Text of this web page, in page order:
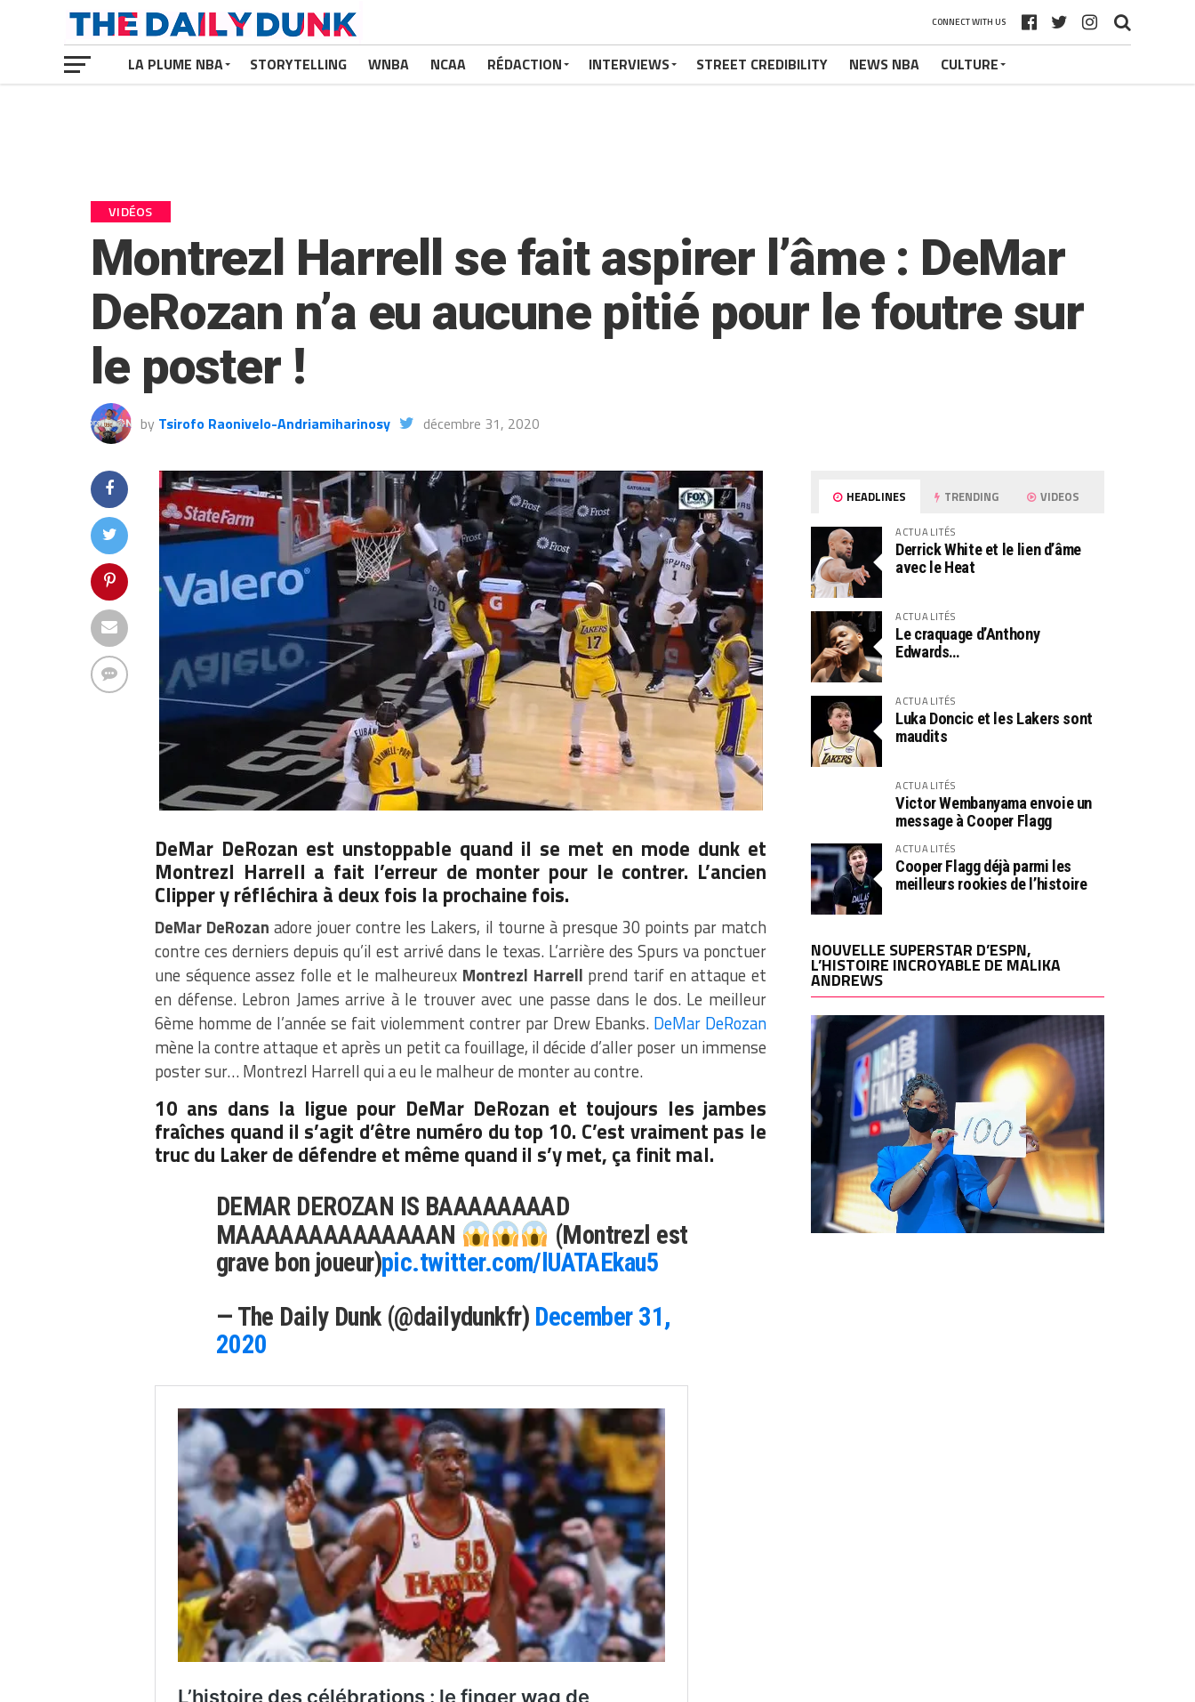
CONNECT WITH US
LA PLUME NBA STORYTELLING WNBA NCAA RÉDACTION INTERVIEWS STREET CREDIBILITY NEWS NBA CULTURE
VIDÉOS
Montrezl Harrell se fait aspirer l’âme : DeMar
DeRozan n’a eu aucune pitié pour le foutre sur
le poster !
by Tsirofo Raonivelo-Andriamiharinosy décembre 31, 2020
DeMar DeRozan est unstoppable quand il se met en mode dunk et
Montrezl Harrell a fait l’erreur de monter pour le contrer. L’ancien
Clipper y réfléchira à deux fois la prochaine fois.
DeMar DeRozan adore jouer contre les Lakers, il tourne à presque 30 points par match
contre ces derniers depuis qu’il est arrivé dans le texas. L’arrière des Spurs va ponctuer
une séquence assez folle et le malheureux Montrezl Harrell prend tarif en attaque et
en défense. Lebron James arrive à le trouver avec une passe dans le dos. Le meilleur
6ème homme de l’année se fait violemment contrer par Drew Ebanks. DeMar DeRozan
mène la contre attaque et après un petit ca fouillage, il décide d’aller poser un immense
poster sur… Montrezl Harrell qui a eu le malheur de monter au contre.
10 ans dans la ligue pour DeMar DeRozan et toujours les jambes
fraîches quand il s’agit d’être numéro du top 10. C’est vraiment pas le
truc du Laker de défendre et même quand il s’y met, ça finit mal.
DEMAR DEROZAN IS BAAAAAAAAD
MAAAAAAAAAAAAAAN
(Montrezl est
grave bon joueur)pic.twitter.com/lUATAEkau5
— The Daily Dunk (@dailydunkfr) December 31,
2020
HEADLINES TRENDING VIDEOS
ACTUALITÉS
Derrick White et le lien d’âme
avec le Heat
ACTUALITÉS
Le craquage d’Anthony
Edwards…
ACTUALITÉS
Luka Doncic et les Lakers sont
maudits
ACTUALITÉS
Victor Wembanyama envoie un
message à Cooper Flagg
ACTUALITÉS
Cooper Flagg déjà parmi les
meilleurs rookies de l’histoire
NOUVELLE SUPERSTAR D’ESPN,
L’HISTOIRE INCROYABLE DE MALIKA
ANDREWS